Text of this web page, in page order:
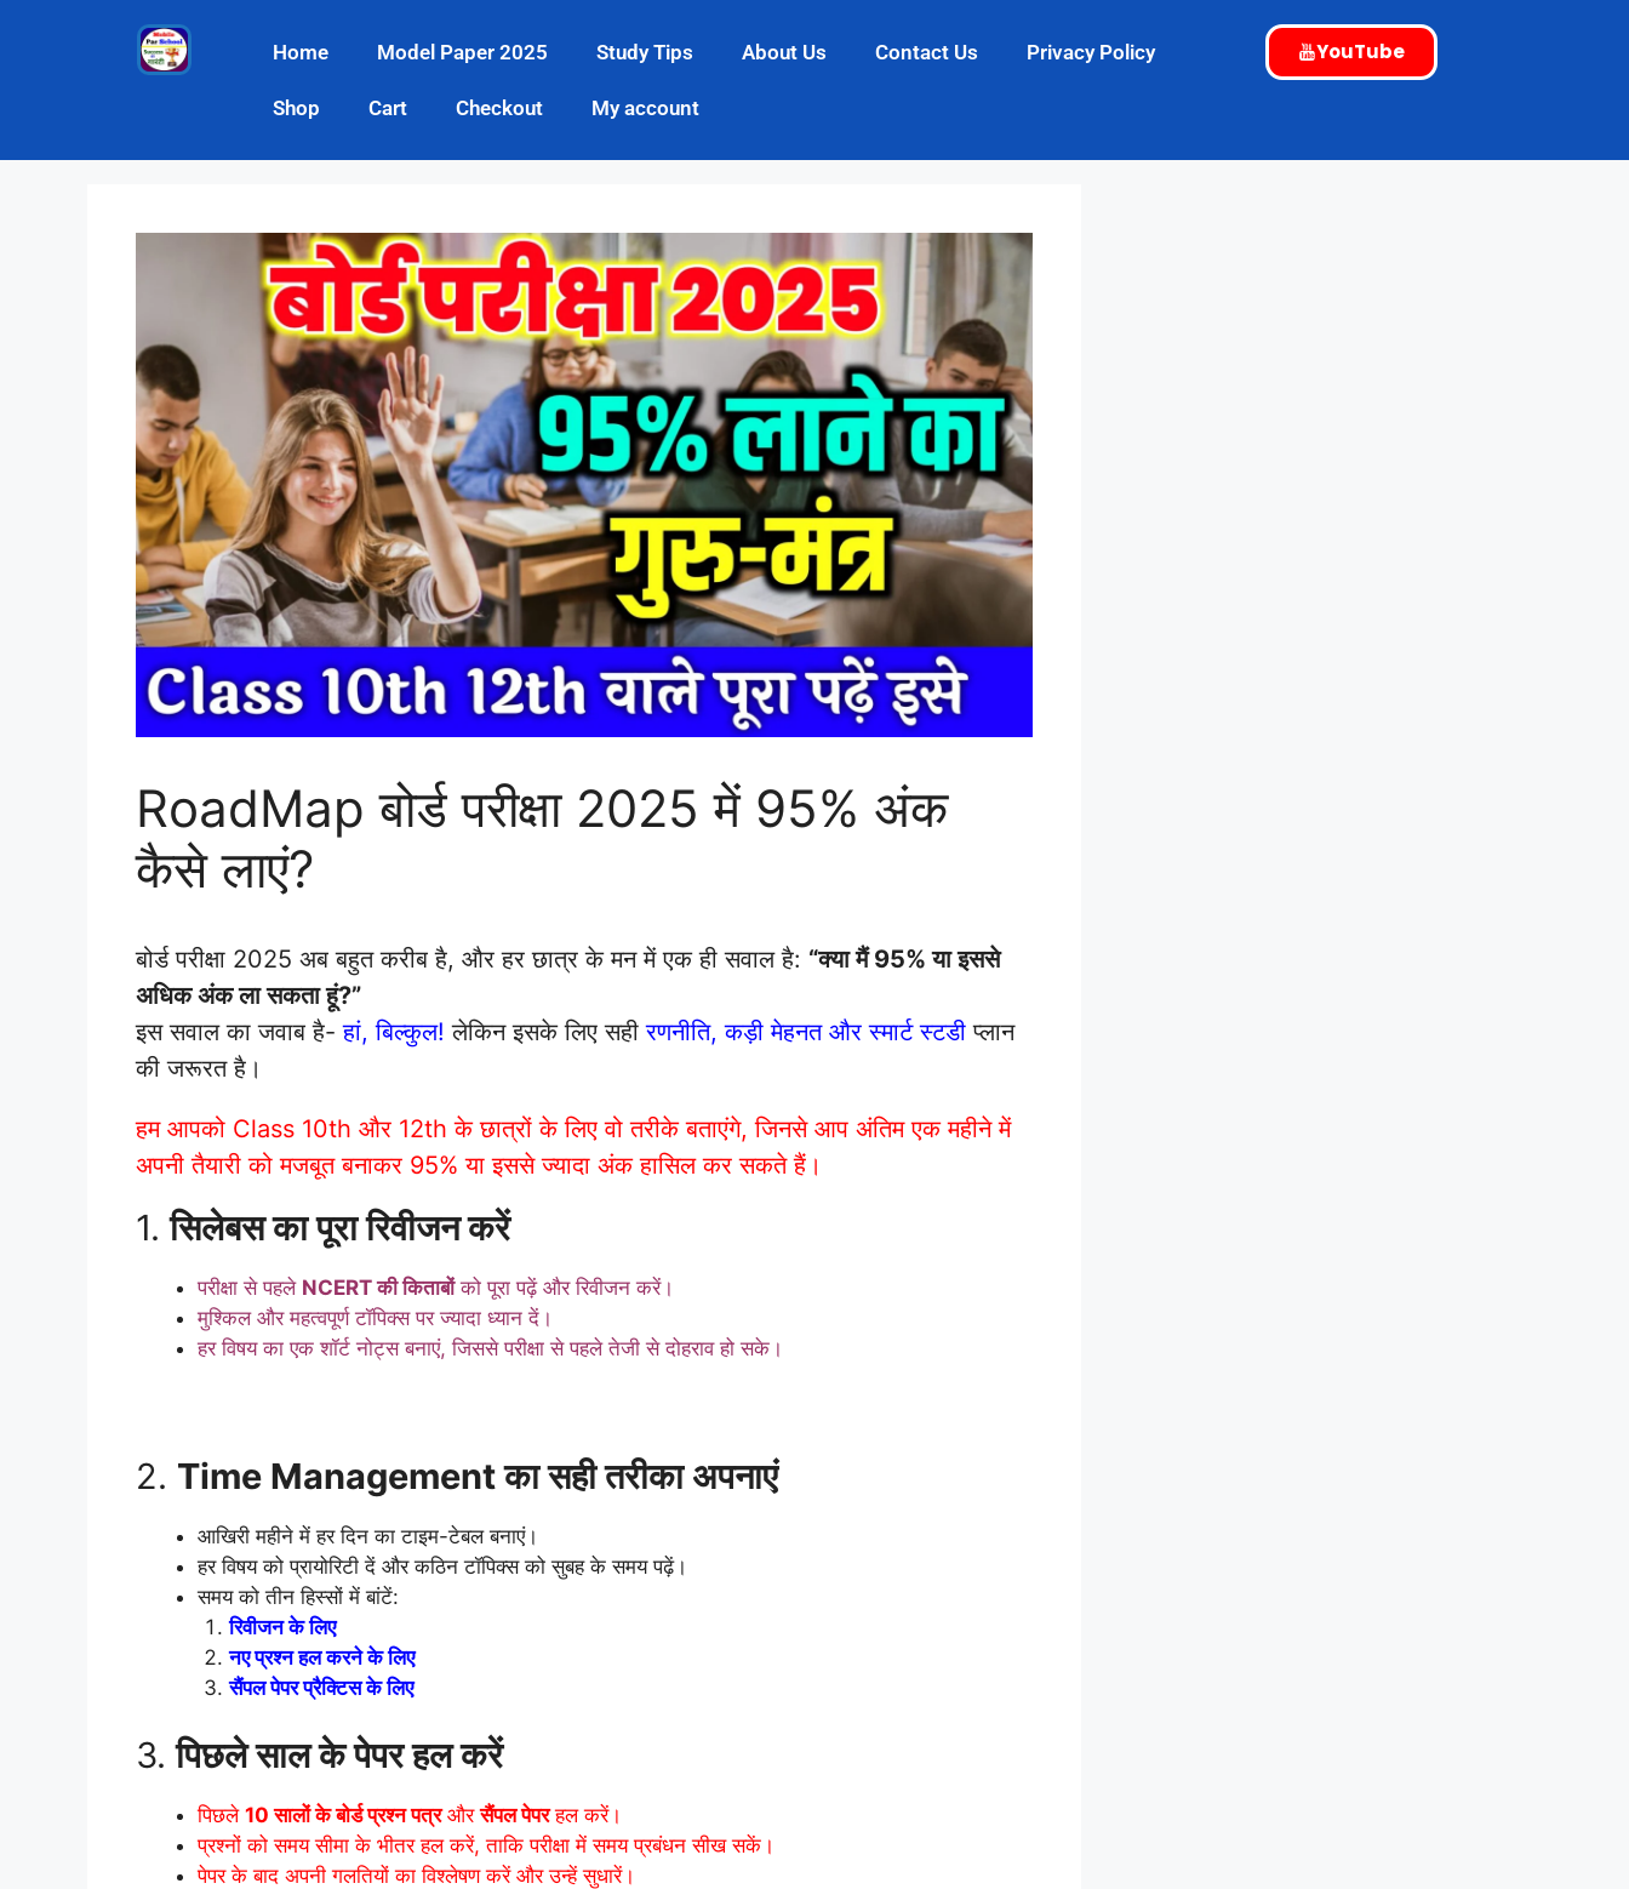
Home Model Paper 2025 Study Tips About Us Contact Us Privacy Policy
Shop Cart Checkout My account
YouTube
RoadMap बोर्ड परीक्षा 2025 में 95% अंक
कैसे लाएं?
बोर्ड परीक्षा 2025 अब बहुत करीब है, और हर छात्र के मन में एक ही सवाल है: “क्या मैं 95% या इससे
अधिक अंक ला सकता हूं?”
इस सवाल का जवाब है-हां, बिल्कुल! लेकिन इसके लिए सहीरणनीति, कड़ी मेहनत और स्मार्ट स्टडी प्लान
की जरूरत है।
हम आपको Class 10th और 12th के छात्रों के लिए वो तरीके बताएंगे, जिनसे आप अंतिम एक महीने में
अपनी तैयारी को मजबूत बनाकर 95% या इससे ज्यादा अंक हासिल कर सकते हैं।
1.सिलेबस का पूरा रिवीजन करें
परीक्षा से पहले NCERT की किताबोंको पूरा पढ़ें और रिवीजन करें।
मुश्किल और महत्वपूर्ण टॉपिक्स पर ज्यादा ध्यान दें।
हर विषय का एक शॉर्ट नोट्स बनाएं, जिससे परीक्षा से पहले तेजी से दोहराव हो सके।
2. Time Management का सही तरीका अपनाएं
आखिरी महीने में हर दिन का टाइम-टेबल बनाएं।
हर विषय को प्रायोरिटी दें और कठिन टॉपिक्स को सुबह के समय पढ़ें।
समय को तीन हिस्सों में बांटें:
रिवीजन के लिए
नए प्रश्न हल करने के लिए
सैंपल पेपर प्रैक्टिस के लिए
3.पिछले साल के पेपर हल करें
पिछले 10 सालों के बोर्ड प्रश्न पत्रऔरसैंपल पेपरहल करें।
प्रश्नों को समय सीमा के भीतर हल करें, ताकि परीक्षा में समय प्रबंधन सीख सकें।
पेपर के बाद अपनी गलतियों का विश्लेषण करें और उन्हें सुधारें।